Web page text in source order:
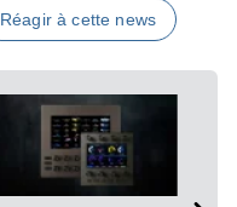
Réagir à cette news